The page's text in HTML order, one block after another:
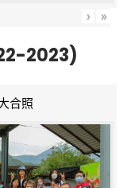
› »
2023)
合照